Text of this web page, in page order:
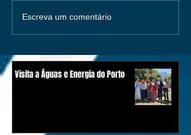
Escreva um comentário
Visita a Águas e Energia do Porto